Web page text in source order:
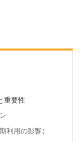
重要性
利用の影響）